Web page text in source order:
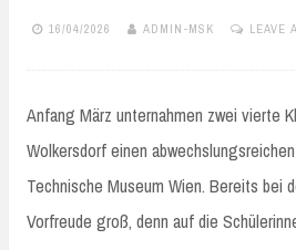
16/04/2026 ADMIN-MSK LEAVE
Anfang März unternahmen zwei vierte
Wolkersdorf einen
Technische Museum Wien. Bereits bei
Vorfreude groß, denn auf die